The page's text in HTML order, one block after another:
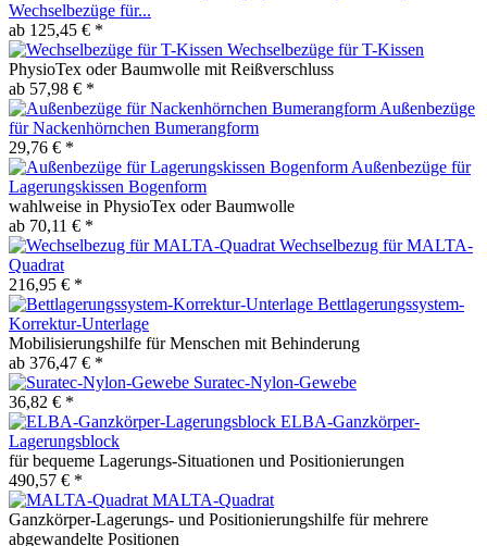
Wechselbezüge für...
ab 125,45 € *
Wechselbezüge für T-Kissen
PhysioTex oder Baumwolle mit Reißverschluss
ab 57,98 € *
Außenbezüge
für Nackenhörnchen Bumerangform
29,76 € *
Außenbezüge für
Lagerungskissen Bogenform
wahlweise in PhysioTex oder Baumwolle
ab 70,11 € *
Wechselbezug für MALTA-
Quadrat
216,95 € *
Bettlagerungssystem-
Korrektur-Unterlage
Mobilisierungshilfe für Menschen mit Behinderung
ab 376,47 € *
Suratec-Nylon-Gewebe
36,82 € *
ELBA-Ganzkörper-
Lagerungsblock
für bequeme Lagerungs-Situationen und Positionierungen
490,57 € *
MALTA-Quadrat
Ganzkörper-Lagerungs- und Positionierungshilfe für mehrere
abgewandelte Positionen